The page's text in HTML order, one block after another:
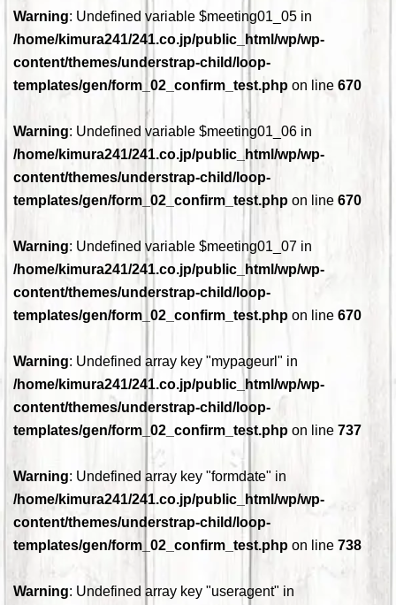
Warning: Undefined variable $meeting01_05 in
/home/kimura241/241.co.jp/public_html/wp/wp-
content/themes/understrap-child/loop-
templates/gen/form_02_confirm_test.php on line 670
Warning: Undefined variable $meeting01_06 in
/home/kimura241/241.co.jp/public_html/wp/wp-
content/themes/understrap-child/loop-
templates/gen/form_02_confirm_test.php on line 670
Warning: Undefined variable $meeting01_07 in
/home/kimura241/241.co.jp/public_html/wp/wp-
content/themes/understrap-child/loop-
templates/gen/form_02_confirm_test.php on line 670
Warning: Undefined array key "mypageurl" in
/home/kimura241/241.co.jp/public_html/wp/wp-
content/themes/understrap-child/loop-
templates/gen/form_02_confirm_test.php on line 737
Warning: Undefined array key "formdate" in
/home/kimura241/241.co.jp/public_html/wp/wp-
content/themes/understrap-child/loop-
templates/gen/form_02_confirm_test.php on line 738
Warning: Undefined array key "useragent" in